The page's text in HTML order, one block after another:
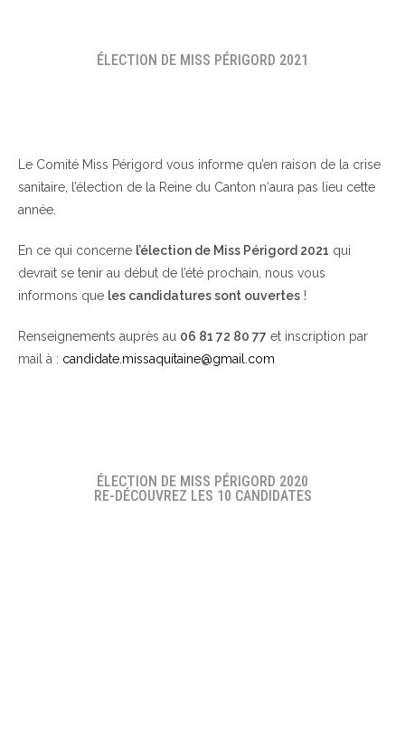
ÉLECTION DE MISS PÉRIGORD 2021
Le Comité Miss Périgord vous informe qu’en raison de la crise
sanitaire, l’élection de la Reine du Canton n‘aura pas lieu cette
année.
En ce qui concerne l’élection de Miss Périgord 2021 qui
devrait se tenir au début de l’été prochain, nous vous
informons que les candidatures sont ouvertes !
Renseignements auprès au 06 81 72 80 77 et inscription par
mail à : candidate.missaquitaine@gmail.com
ÉLECTION DE MISS PÉRIGORD 2020
RE-DÉCOUVREZ LES 10 CANDIDATES